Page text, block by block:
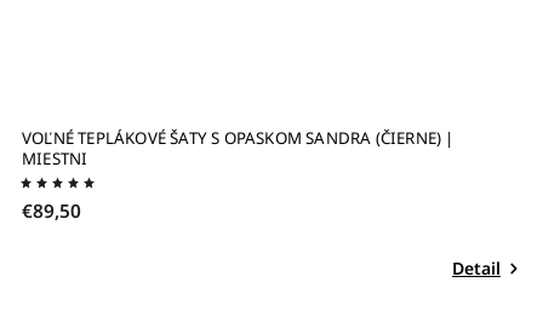
VOĽNÉ TEPLÁKOVÉ ŠATY S OPASKOM SANDRA (ČIERNE) |
MIESTNI
€89,50
Detail